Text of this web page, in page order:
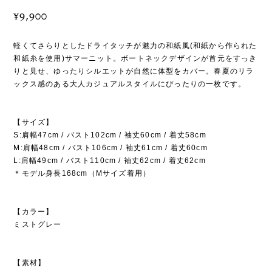
¥9,900
軽くてさらりとしたドライタッチが魅力の和紙風(和紙から作られた
和紙糸を使用)サマーニット。ボートネックデザインが首元をすっき
りと見せ、ゆったりシルエットが自然に体型をカバー。春夏のリラ
ックス感のある大人カジュアルスタイルにぴったりの一枚です。
【サイズ】
S:肩幅47cm / バスト102cm / 袖丈60cm / 着丈58cm
M:肩幅48cm / バスト106cm / 袖丈61cm / 着丈60cm
L:肩幅49cm / バスト110cm / 袖丈62cm / 着丈62cm
＊モデル身長168cm（Mサイズ着用）
【カラー】
ミストグレー
【素材】